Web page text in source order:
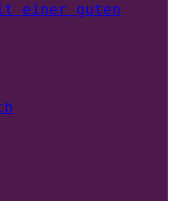
einer guten